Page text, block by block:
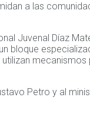
a las
Juvenal Díaz
bloque
Petro y al